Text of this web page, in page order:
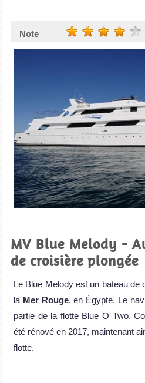
Note
MV Blue Melody -
de croisière plongée
Le Blue Melody est un bateau de
la Mer Rouge, en Égypte. Le
partie de la flotte Blue O Two.
été rénové en 2017, maintenant
flotte.